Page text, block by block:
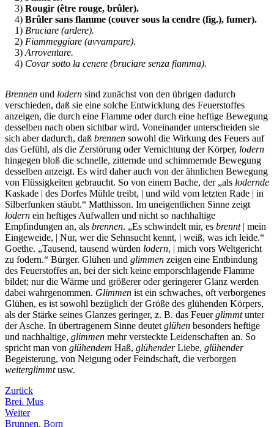
3) Rougir (être rouge, brûler).
4) Brûler sans flamme (couver sous la cendre (fig.), fumer).
1) Bruciare (ardere).
2) Fiammeggiare (avvampare).
3) Arroventare.
4) Covar sotto la cenere (bruciare senza fiamma).
Brennen und lodern sind zunächst von den übrigen dadurch
verschieden, daß sie eine solche Entwicklung des Feuerstoffes
anzeigen, die durch eine Flamme oder durch eine heftige Bewegung
desselben nach oben sichtbar wird. Voneinander unterscheiden sie
sich aber dadurch, daß brennen sowohl die Wirkung des Feuers auf
das Gefühl, als die Zerstörung oder Vernichtung der Körper, lodern
hingegen bloß die schnelle, zitternde und schimmernde Bewegung
desselben anzeigt. Es wird daher auch von der ähnlichen Bewegung
von Flüssigkeiten gebraucht. So von einem Bache, der „als lodernde
Kaskade | des Dorfes Mühle treibt, | und wild vom letzten Rade | in
Silberfunken stäubt.“ Matthisson. Im uneigentlichen Sinne zeigt
lodern ein heftiges Aufwallen und nicht so nachhaltige
Empfindungen an, als brennen. „Es schwindelt mir, es brennt| mein
Eingeweide, | Nur, wer die Sehnsucht kennt, | weiß, was ich leide.“
Goethe. „Tausend, tausend würden lodern, | mich vors Weltgericht
zu fodern.“ Bürger. Glühen und glimmen zeigen eine Entbindung
des Feuerstoffes an, bei der sich keine emporschlagende Flamme
bildet; nur die Wärme und größerer oder geringerer Glanz werden
dabei wahrgenommen. Glimmen ist ein schwaches, oft verborgenes
Glühen, es ist sowohl bezüglich der Größe des glühenden Körpers,
als der Stärke seines Glanzes geringer, z. B. das Feuerglimmtunter
der Asche. In übertragenem Sinne deutet glühen besonders heftige
und nachhaltige, glimmen mehr versteckte Leidenschaften an. So
spricht man von glühendem Haß, glühenderLiebe, glühender
Begeisterung, von Neigung oder Feindschaft, die verborgen
weiterglimmtusw.
Zurück
Brei. Mus
Weiter
Brunnen. Born